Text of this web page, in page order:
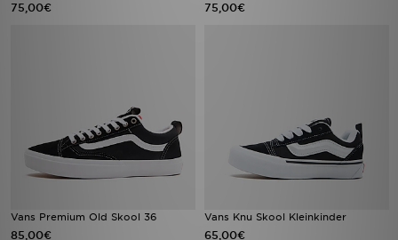
75,00€ 75,00€
Vans Premium Old Skool 36
85,00€
Vans Knu Skool Kleinkinder
65,00€